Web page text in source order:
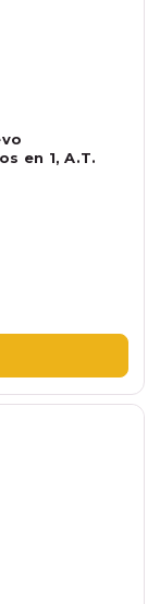
en 1, A.T.